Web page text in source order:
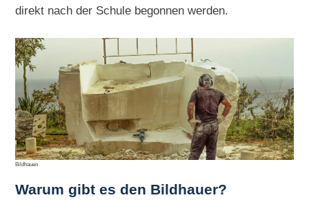
direkt nach der Schule begonnen werden.
Bildhauen
Warum gibt es den Bildhauer?